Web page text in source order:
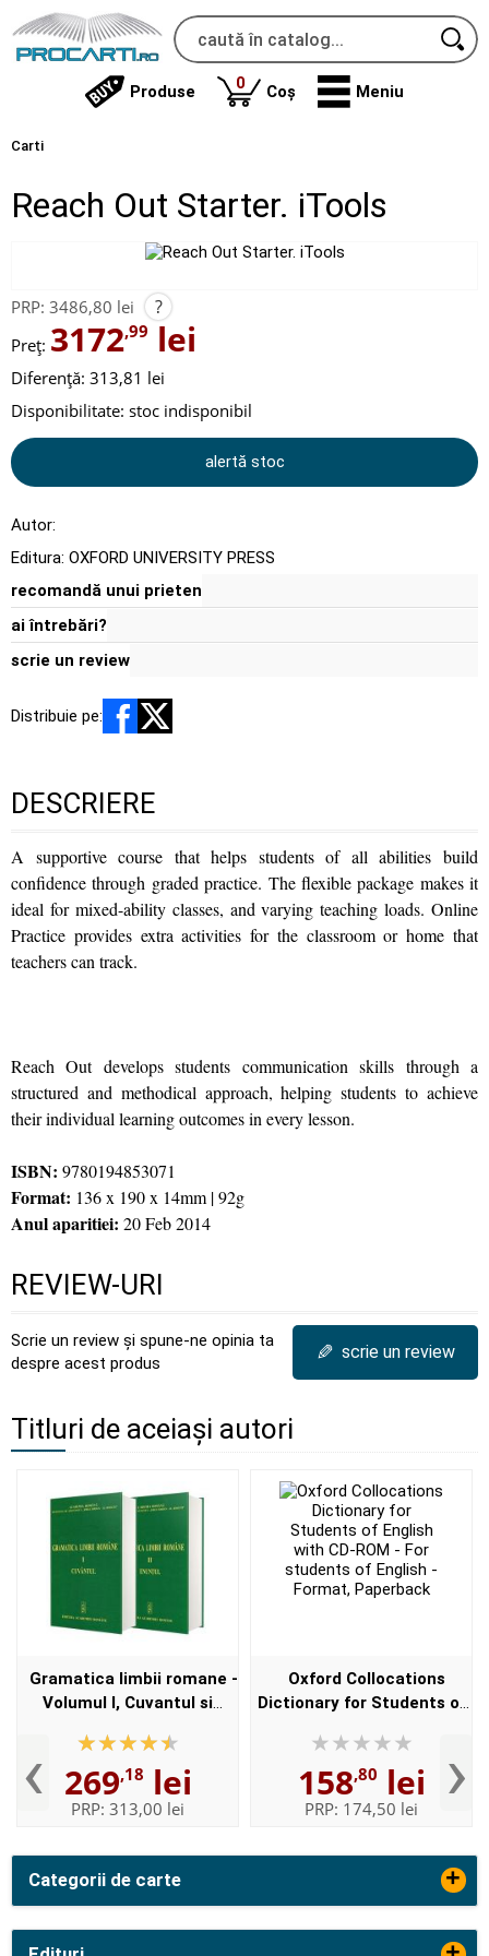
Produse 0produse
Coș Meniu
Carti
Categorii de carte +
Reach Out Starter. iTools
PRP: 3486,80 lei ?
Preț: 3172,99 lei
Diferență: 313,81 lei
Disponibilitate: stoc indisponibil
alertă stoc
Autor:
Editura: OXFORD UNIVERSITY PRESS
recomandă unui prieten
ai întrebări?
scrie un review
Distribuie pe:
DESCRIERE
A supportive course that helps students of all abilities build
confidence through graded practice. The flexible package makes it
ideal for mixed-ability classes, and varying teaching loads. Online
Practice provides extra activities for the classroom or home that
teachers can track.
Reach Out develops students communication skills through a
structured and methodical approach, helping students to achieve
their individual learning outcomes in every lesson.
ISBN: 9780194853071
Format: 136 x 190 x 14mm | 92g
Anul aparitiei: 20 Feb 2014
REVIEW-URI
Scrie un review și spune-ne opinia ta
despre acest produs
✎ scrie un review
Titluri de aceiași autori
‹
Gramatica limbii romane -
Volumul I, Cuvantul si
Elaborata sub egida
Institutului de
Lingvistica,,...
269,18 lei
PRP: 313,00 lei
Oxford Collocations
Dictionary for Students of
students of English -
Format, Paperback
158,80 lei
PRP: 174,50 lei ›